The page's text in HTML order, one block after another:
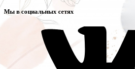
Мы в социальных сетях